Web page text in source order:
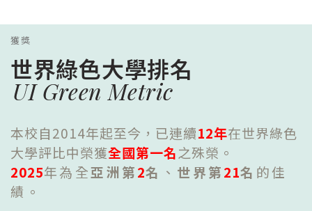
獲獎
世界綠色大學排名
UI Green Metric
本校自2014年起至今，已連續12年在世界綠色
大學評比中榮獲全國第一名之殊榮。
2025年為全亞洲第2名 、 世界第21名 的佳
績。